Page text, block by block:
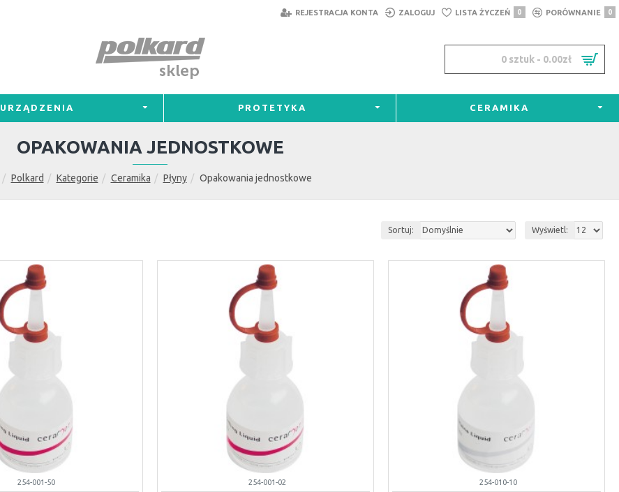
REJESTRACJA KONTA ZALOGUJ LISTA ŻYCZEŃ 0 PORÓWNANIE 0
0 sztuk - 0.00zł
URZĄDZENIA PROTETYKA CERAMIKA
Polkard Kategorie Ceramika Płyny Opakowania jednostkowe
OPAKOWANIA JEDNOSTKOWE
Sortuj: Wyświetl:
254-001-50 254-001-02 254-010-10